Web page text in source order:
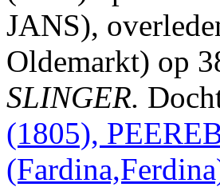
JANS),
Oldemarkt) op
SLINGER.
(1805),